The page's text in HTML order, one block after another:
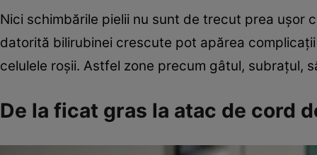
Nici schimbările pielii nu sunt de trecut prea uşor
datorită bilirubinei crescute pot apărea
celulele roşii. Astfel zone precum gâtul, subraţul,
De la ficat gras la atac de cord